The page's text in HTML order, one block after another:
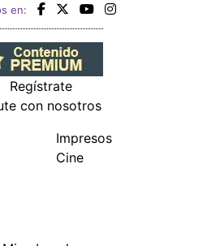
en:
Regístrate
con nosotros
Impresos
Cine